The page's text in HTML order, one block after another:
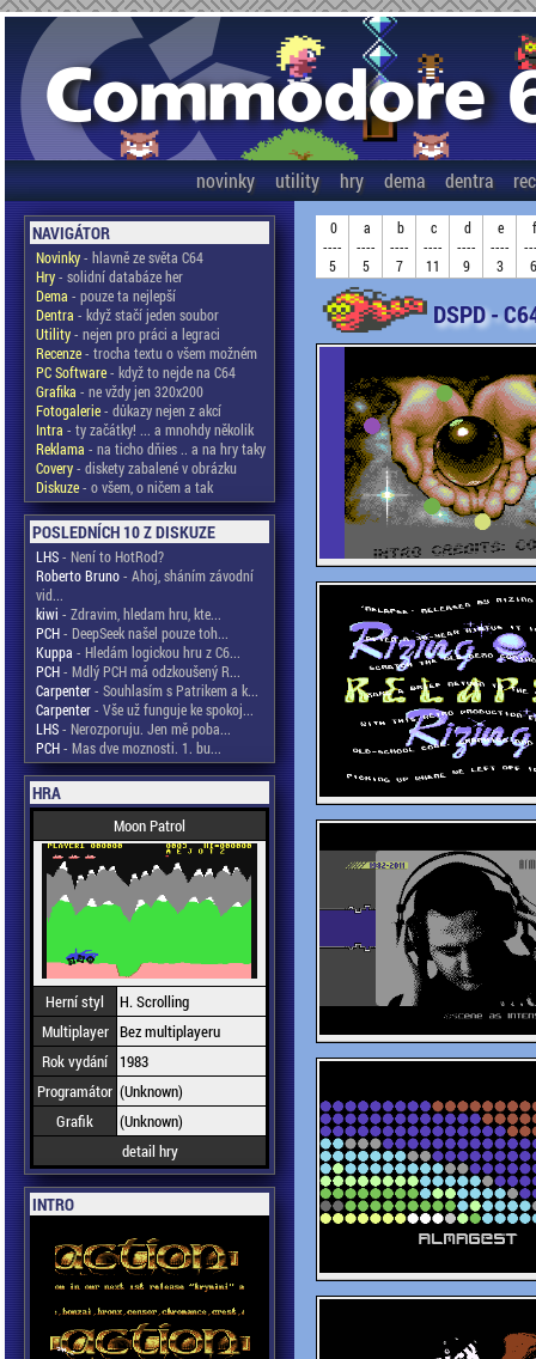
novinky utility hry dema dentra
NAVIGÁTOR
Novinky- hlavně ze světa C64
Hry- solidní databáze her
Dema - pouze ta nejlepší
Dentra - když stačí jeden soubor
Utility- nejen pro práci a legraci
Recenze- trocha textu o všem možném
PC Software- když to nejde na C64
Grafika - ne vždy jen 320x200
Fotogalerie- důkazy nejen z akcí
Intra - ty začátky! ... a mnohdy několik
Reklama - na ticho dňies .. a na hry taky
Covery- diskety zabalené v obrázku
Diskuze- o všem, o ničem a tak
POSLEDNÍCH 10 Z DISKUZE
LHS- Není to HotRod?
Roberto Bruno- Ahoj, sháním závodní
vid...
kiwi - Zdravim, hledam hru, kte...
PCH- DeepSeek našel pouze toh...
Kuppa - Hledám logickou hru z C6...
PCH- Mdlý PCH má odzkoušený R...
Carpenter- Souhlasím s Patrikem a k...
Carpenter- Vše už funguje ke spokoj...
LHS- Nerozporuju. Jen mě poba...
PCH- Mas dve moznosti. 1. bu...
HRA
Moon Patrol
Herní styl
H. Scrolling
Multiplayer Bez multiplayeru
Rok vydání
1983
Programátor (Unknown)
Grafik
(Unknown)
detail hry
INTRO
0
----
5
a
----
5
b
----
7
c
----
11
d
----
9
e
----
3
f
6
DSPD -